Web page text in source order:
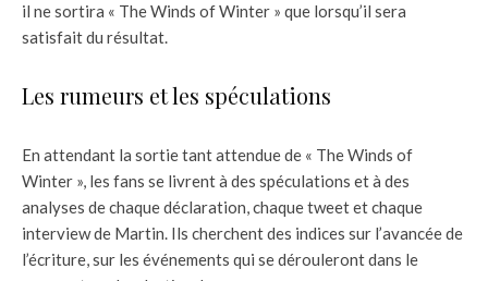
il ne sortira « The Winds of Winter » que lorsqu’il sera
satisfait du résultat.
Les rumeurs et les spéculations
En attendant la sortie tant attendue de « The Winds of
Winter », les fans se livrent à des spéculations et à des
analyses de chaque déclaration, chaque tweet et chaque
interview de Martin. Ils cherchent des indices sur l’avancée de
l’écriture, sur les événements qui se dérouleront dans le